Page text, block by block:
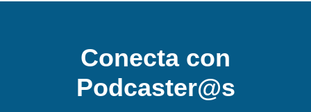
Conecta con
Podcaster@s